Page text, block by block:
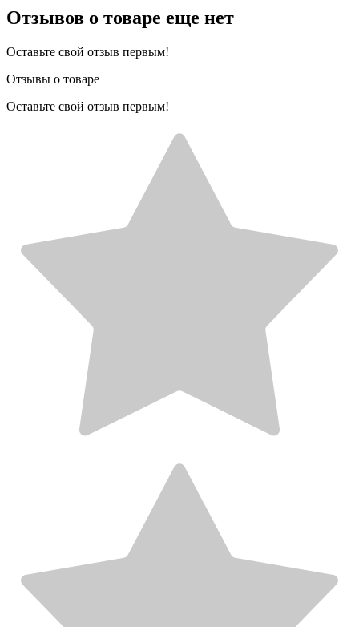
Отзывов о товаре еще нет
Оставьте свой отзыв первым!
Отзывы о товаре
Оставьте свой отзыв первым!